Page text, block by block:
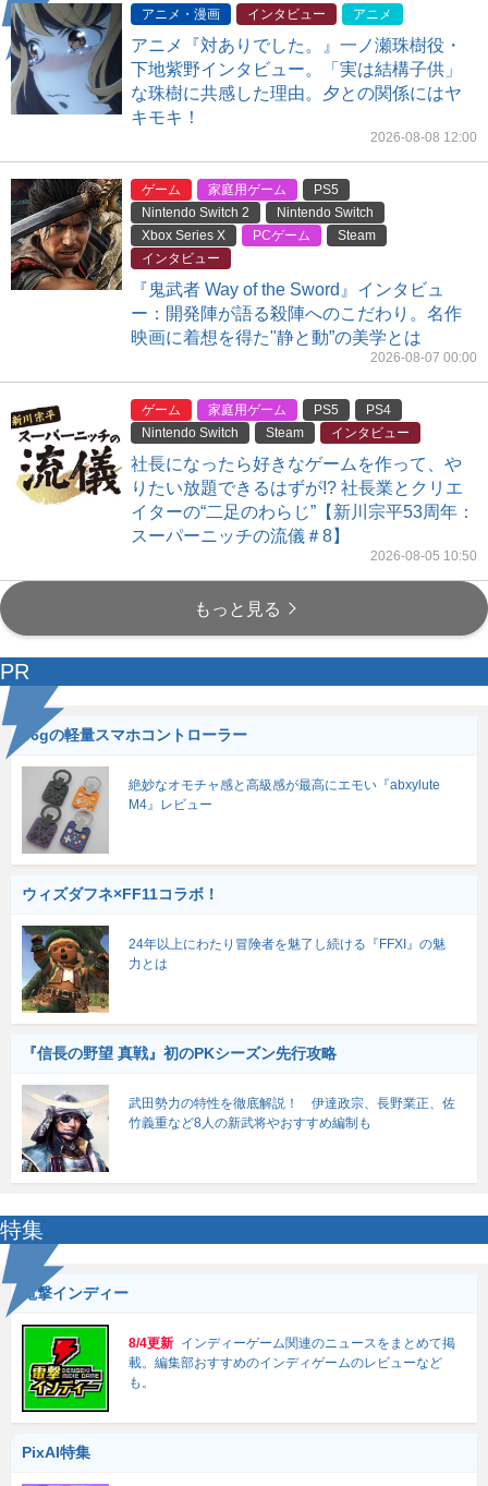
アニメ・漫画 インタビュー アニメ
アニメ『対ありでした。』一ノ瀬珠樹役・
下地紫野インタビュー。「実は結構子供」
な珠樹に共感した理由。夕との関係にはヤ
キモキ！
2026-08-08 12:00
ゲーム 家庭用ゲーム
PS5
Nintendo Switch 2
Nintendo Switch
Xbox Series X
PCゲーム
Steam
インタビュー
『鬼武者 Way of the Sword』インタビュ
ー：開発陣が語る殺陣へのこだわり。名作
映画に着想を得た"静と動”の美学とは
2026-08-07 00:00
ゲーム 家庭用ゲーム PS5
PS4
Nintendo Switch
Steam インタビュー
社長になったら好きなゲームを作って、や
りたい放題できるはずが!? 社長業とクリエ
イターの“二足のわらじ”【新川宗平53周年：
スーパーニッチの流儀＃8】
2026-08-05 10:50
もっと見る
PR
56gの軽量スマホコントローラー
絶妙なオモチャ感と高級感が最高にエモい『abxylute
M4』レビュー
ウィズダフネ×FF11コラボ！
24年以上にわたり冒険者を魅了し続ける『FFXI』の魅
力とは
『信長の野望 真戦』初のPKシーズン先行攻略
武田勢力の特性を徹底解説！ 伊達政宗、長野業正、佐
竹義重など8人の新武将やおすすめ編制も
特集
電撃インディー
8/4更新 インディーゲーム関連のニュースをまとめて掲
載。編集部おすすめのインディゲームのレビューなど
も。
PixAI特集